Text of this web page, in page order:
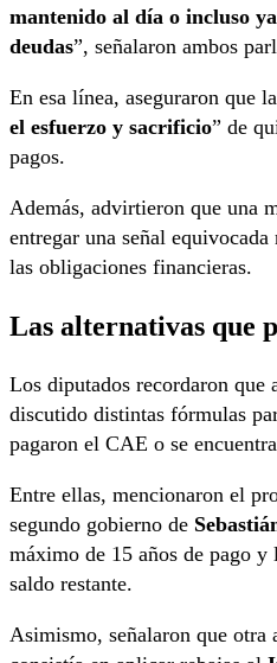
mantenido al día o incluso
deudas”, señalaron ambos
En esa línea, aseguraron que
el esfuerzo y sacrificio” de
pagos.
Además, advirtieron que una
entregar una señal
las obligaciones financieras.
Las alternativas que
Los diputados recordaron que
discutido distintas fórmulas
pagaron el CAE o se
Entre ellas, mencionaron el
segundo gobierno de
máximo de 15 años de pago
saldo restante.
Asimismo, señalaron que otra